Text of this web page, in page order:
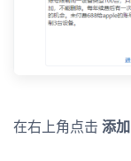
在右上角点击 添加